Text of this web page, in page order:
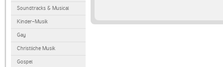
Soundtracks & Musical
Kinder-Musik
Gay
Christliche Musik
Gospel